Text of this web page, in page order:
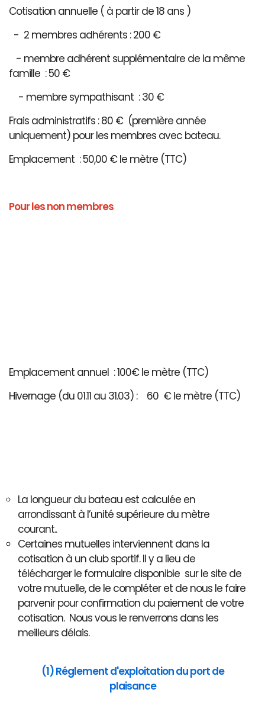
Cotisation annuelle ( à partir de 18 ans )
- 2 membres adhérents : 200 €
- membre adhérent supplémentaire de la même
famille : 50 €
- membre sympathisant : 30 €
Frais administratifs : 80 € (première année
uniquement) pour les membres avec bateau.
Emplacement : 50,00 € le mètre (TTC)
Pour les non membres
Emplacement annuel : 100€ le mètre (TTC)
Hivernage (du 01.11 au 31.03) : 60 € le mètre (TTC)
La longueur du bateau est calculée en
arrondissant à l’unité supérieure du mètre
courant..
Certaines mutuelles interviennent dans la
cotisation à un club sportif. Il y a lieu de
télécharger le formulaire disponible sur le site de
votre mutuelle, de le compléter et de nous le faire
parvenir pour confirmation du paiement de votre
cotisation. Nous vous le renverrons dans les
meilleurs délais.
(1) Réglement d'exploitation du port de
plaisance